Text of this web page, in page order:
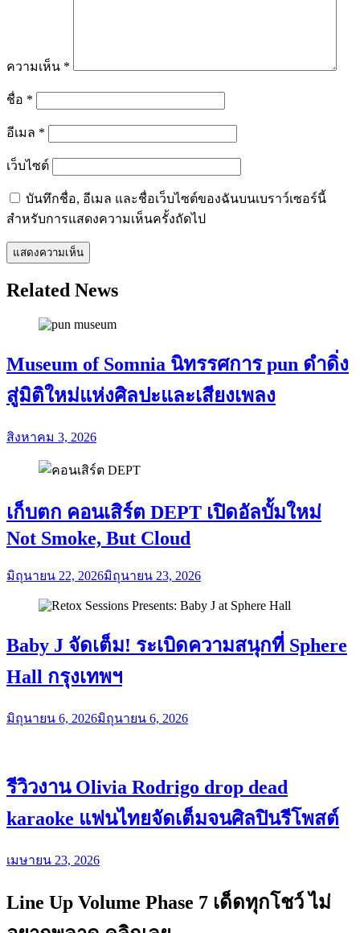
ความเห็น *
ชื่อ *
อีเมล *
เว็บไซต์
บันทึกชื่อ, อีเมล และชื่อเว็บไซต์ของฉันบนเบราว์เซอร์นี้
สำหรับการแสดงความเห็นครั้งถัดไป
Related News
Museum of Somnia นิทรรศการ pun ดำดิ่ง
สู่มิติใหม่แห่งศิลปะและเสียงเพลง
สิงหาคม 3, 2026
เก็บตก คอนเสิร์ต DEPT เปิดอัลบั้มใหม่
Not Smoke, But Cloud
มิถุนายน 22, 2026มิถุนายน 23, 2026
Baby J จัดเต็ม! ระเบิดความสนุกที่ Sphere
Hall กรุงเทพฯ
มิถุนายน 6, 2026มิถุนายน 6, 2026
รีวิวงาน Olivia Rodrigo drop dead
karaoke แฟนไทยจัดเต็มจนศิลปินรีโพสต์
เมษายน 23, 2026
Line Up Volume Phase 7 เด็ดทุกโชว์ ไม่